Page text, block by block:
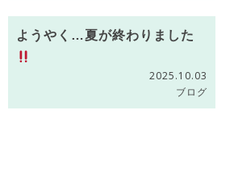
ようやく…夏が終わりました
2025.10.03
ブログ